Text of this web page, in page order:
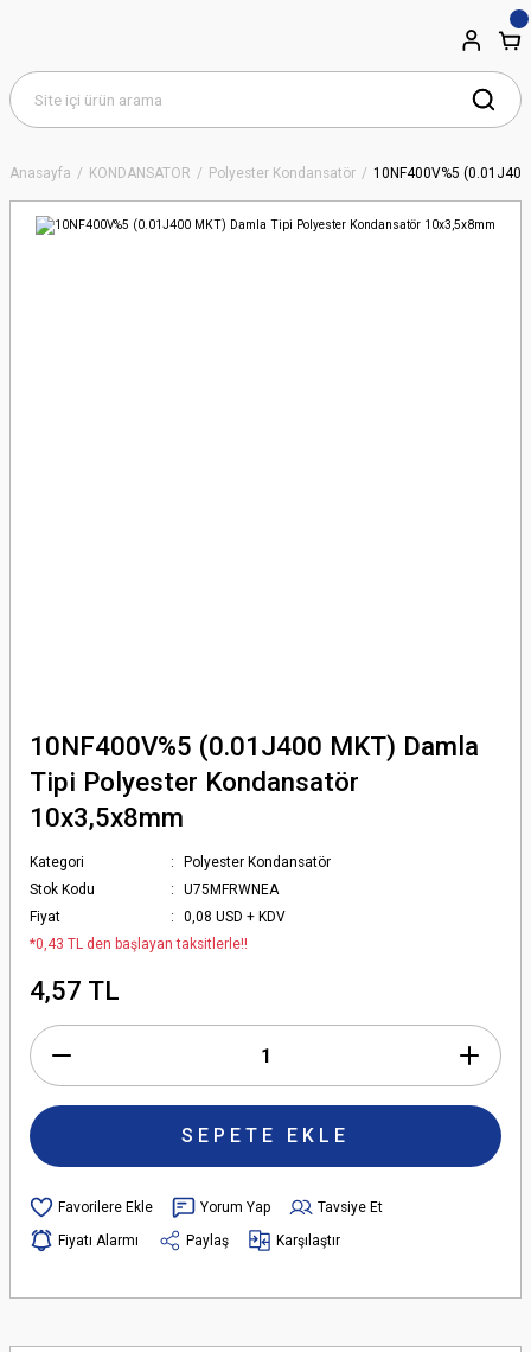
Anasayfa KONDANSATÖR Polyester Kondansatör 10NF400V%5
10NF400V%5 (0.01J400 MKT) Damla
Tipi Polyester Kondansatör
10x3,5x8mm
Kategori
Polyester Kondansatör
Stok Kodu
U75MFRWNEA
Fiyat
0,08 USD + KDV
*0,43 TL den başlayan taksitlerle!!
4,57 TL
SEPETE EKLE
Yorum Yap
Tavsiye Et
Fiyatı Alarmı
Paylaş Karşılaştır